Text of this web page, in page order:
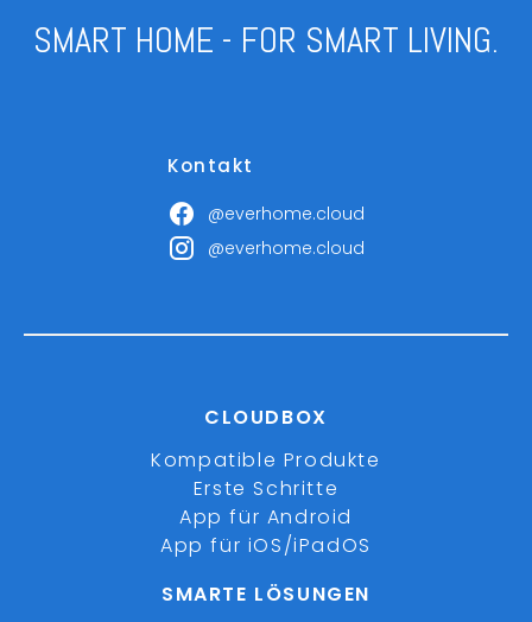
SMART HOME - FOR SMART LIVING.
Kontakt
@everhome.cloud
@everhome.cloud
CLOUDBOX
Kompatible Produkte
Erste Schritte
App für Android
App für iOS/iPadOS
SMARTE LÖSUNGEN